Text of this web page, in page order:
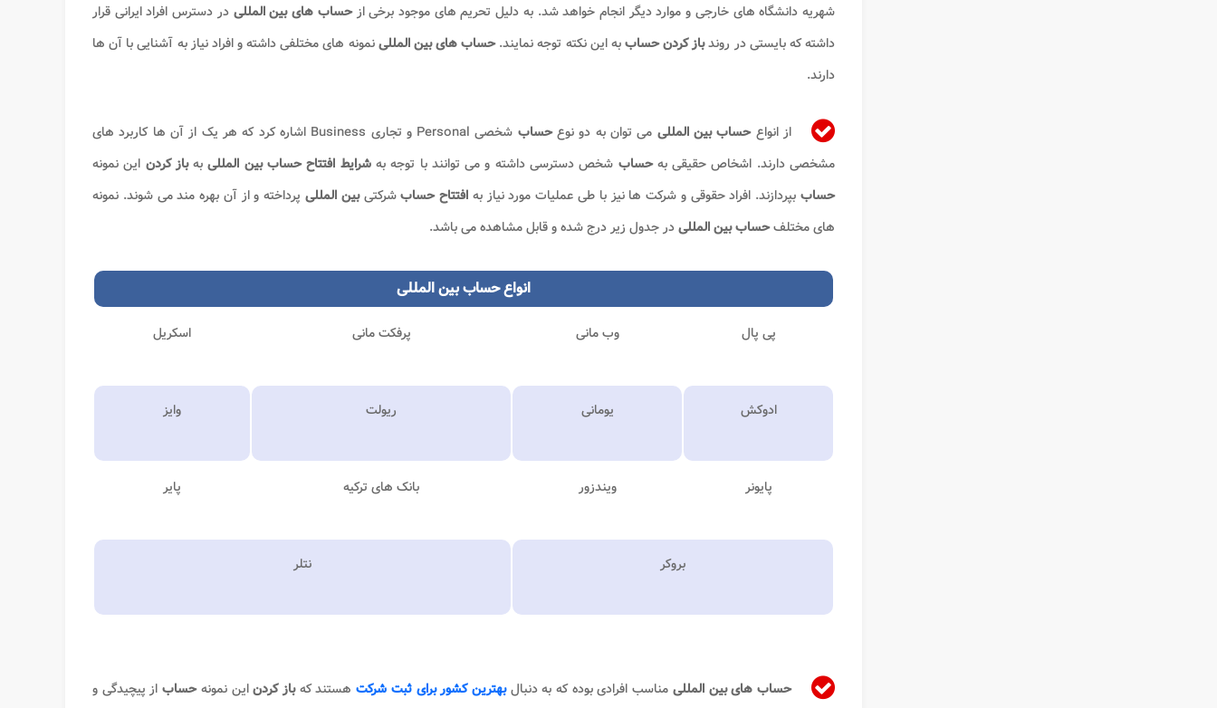
شهریه دانشگاه های خارجی و موارد دیگر انجام خواهد شد. به دلیل تحریم های موجود برخی ازحساب های بین المللی در دسترس افراد ایرانی قرار
داشته که بایستی در روندباز کردنحساببه این نکته توجه نمایند.حساب های بین المللینمونه های مختلفی داشته و افراد نیاز به آشنایی با آن ها
دارند.
از انواعحساب بین المللی می توان به دو نوعحساب
شخصی Personal؜ و تجاری Business اشاره کرد که هر یک از آن ها کاربرد های
مشخصی دارند. اشخاص حقیقی بهحساب شخص دسترسی داشته و می توانند با توجه بهشرایط افتتاح حساب بین المللیبهباز کردن این نمونه
حساب بپردازند. افراد حقوقی و شرکت ها نیز با طی عملیات مورد نیاز به افتتاح حسابشرکتیبین المللی پرداخته و از آن بهره مند می شوند. نمونه
های مختلفحساب بین المللیدر جدول زیر درج شده و قابل مشاهده می باشد.
انواع حساب بین المللی
پی پال وب مانی پرفکت مانی اسکریل
ادوکش یومانی ریولت وایز
پایونر ویندزور بانک های ترکیه پایر
بروکر نتلر
حساب های بین المللی مناسب افرادی بوده که به دنبالبهترین کشور برای ثبت شرکتهستند کهباز کردناین نمونهحساباز پیچیدگی و